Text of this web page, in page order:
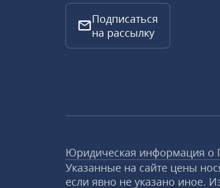
Подписаться
на рассылку
Юридическая информация о
Указанные на сайте цены
если явно не указано иное.